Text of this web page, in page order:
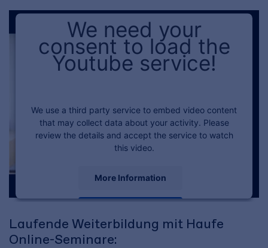
We need your
consent to load the
Youtube service!
We use a third party service to embed video content
that may collect data about your activity. Please
review the details and accept the service to watch
this video.
More Information
Powered byUsercentrics Consent Management
Laufende Weiterbildung mit Haufe
Online-Seminare: